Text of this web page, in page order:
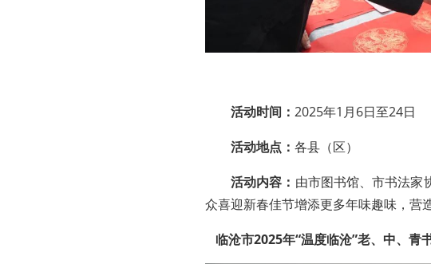
活动时间： 2025年1月6日至24日
活动地点： 各县（区）
活动内容： 由市图书馆、市书法家
众喜迎新春佳节增添更多年味趣味，营
临沧市2025年“温度临沧”老、中、